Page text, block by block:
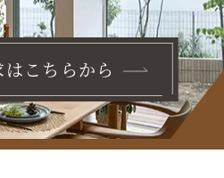
こちらから